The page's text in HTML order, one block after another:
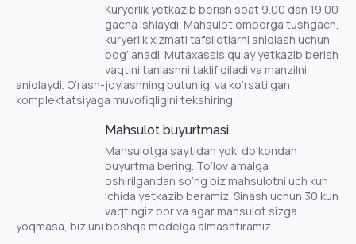
Kuryerlik yetkazib berish soat 9.00 dan 19.00
gacha ishlaydi. Mahsulot omborga tushgach,
kuryerlik xizmati tafsilotlarni aniqlash uchun
bog‘lanadi. Mutaxassis qulay yetkazib berish
vaqtini tanlashni taklif qiladi va manzilni
aniqlaydi. O‘rash-joylashning butunligi va ko‘rsatilgan
komplektatsiyaga muvofiqligini tekshiring.
Mahsulot buyurtmasi
Mahsulotga saytidan yoki do‘kondan
buyurtma bering. To‘lov amalga
oshirilgandan so‘ng biz mahsulotni uch kun
ichida yetkazib beramiz. Sinash uchun 30 kun
vaqtingiz bor va agar mahsulot sizga
yoqmasa, biz uni boshqa modelga almashtiramiz